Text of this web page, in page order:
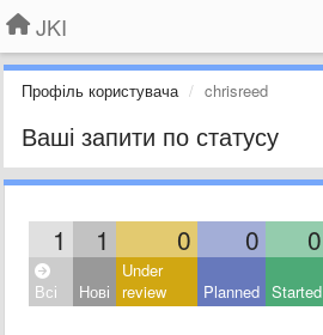
JKI
Профіль користувача chrisreed
Ваші запити по статусу
1 1 0 0 0
Всі Нові
Under
review
Planned Started